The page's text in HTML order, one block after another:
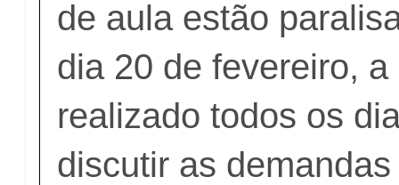
de aula estão
dia 20 de fevereiro,
realizado todos os
discutir as